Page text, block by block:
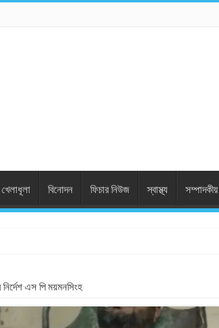
খেলাধূলা বিনোদন ফিচার নিউজ স্বাস্থ্য সম্পাদকীয়
এস পি ময়মনসিংহ